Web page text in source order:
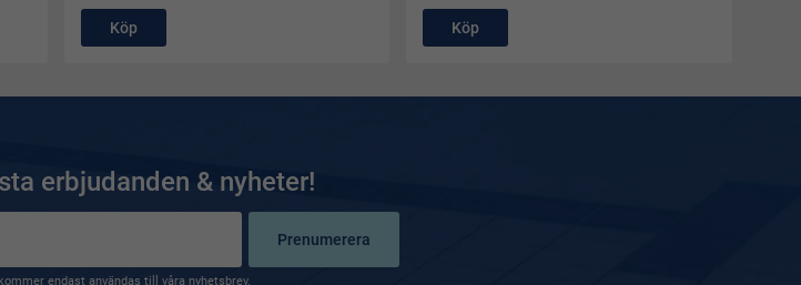
Köp Köp
erbjudanden & nyheter!
Prenumerera
endast användas till våra nyhetsbrev.